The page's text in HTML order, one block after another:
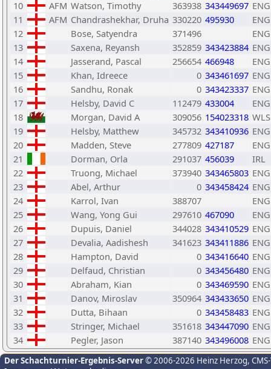
10
AFM Watson, Timothy 363938 343449697 ENG
11
AFM Chandrashekhar, Druha 330220 495930
ENG
12
Bose, Satyendra 371496
ENG
13
Saxena, Reyansh 352859 343423884 ENG
14
Jasserand, Pascal 256654 466948
ENG
15
Khan, Idreece 0 343461697 ENG
16
Sandhu, Ronak 0 343423337 ENG
17
Helsby, David C 112479 433004
ENG
18
Morgan, David A 309056 154023318 WLS
19
Helsby, Matthew 345732 343410936 ENG
20
Madden, Steve 277809 427187
ENG
21
Dorman, Orla 291037 456039
IRL
22
Truong, Michael 373940 343465803 ENG
23
Abel, Arthur 0 343458424 ENG
24
Karrol, Ivan 388707
ENG
25
Wang, Yong Gui 297610 467090
ENG
26
Dupuis, Daniel 344028 343410529 ENG
27
Devalia, Aadishesh 341623 343411886 ENG
28
Hampton, David 0 343416640 ENG
29
Delfaud, Christian 0 343456480 ENG
30
Abraham, Kian 0 343469590 ENG
31
Danov, Miroslav 350964 343433650 ENG
32
Dutta, Bihaan 0 343458483 ENG
33
Stringer, Michael 351618 343447090 ENG
34
Pegler, Jason 387140 343496008 ENG
Der Schachturnier-Ergebnis-Server© 2006-2026 Heinz Herzog,